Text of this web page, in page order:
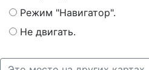
Режим "Навигатор".
Не двигать.